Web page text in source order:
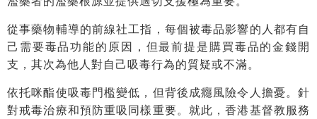
從事藥物輔導的前線社工指，每個被毒品影響的人都有自
己需要毒品功能的原因，但最前提是購買毒品的金錢開
支，其次為他人對自己吸毒行為的質疑或不滿。
依托咪酯使吸毒門檻變低，但背後成癮風險令人擔憂。針
對戒毒治療和預防重吸同樣重要。就此，香港基督教服務